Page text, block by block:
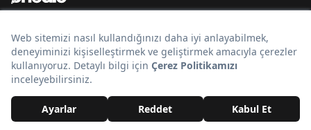
Bir markasıdır.